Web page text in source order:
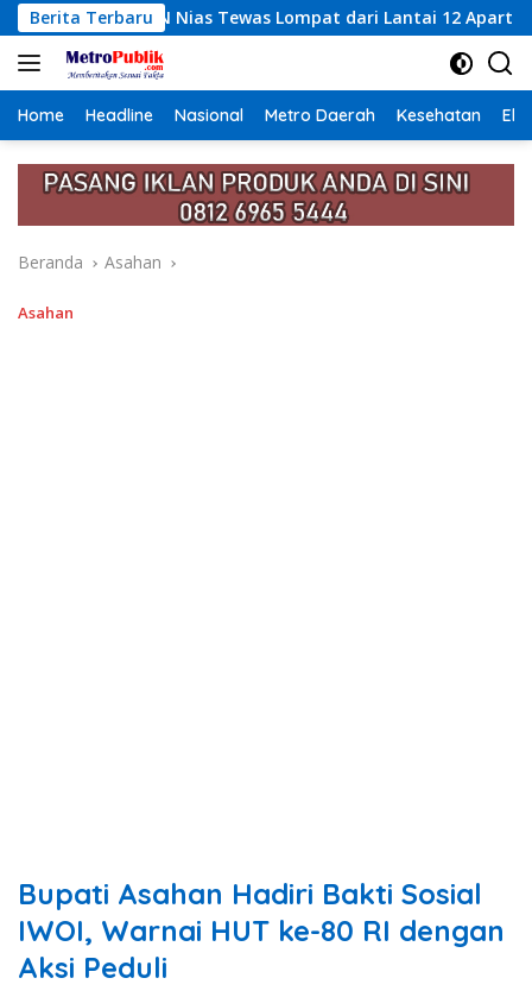
Langsung
ke
konten
Berita Terbaru
Lompat dari Lantai 12 Apartemen, Berawal dari Pesan
Home Headline Nasional Metro Daerah Kesehatan
Beranda Asahan
Asahan
Bupati Asahan Hadiri Bakti Sosial
IWOI, Warnai HUT ke-80 RI dengan
Aksi Peduli